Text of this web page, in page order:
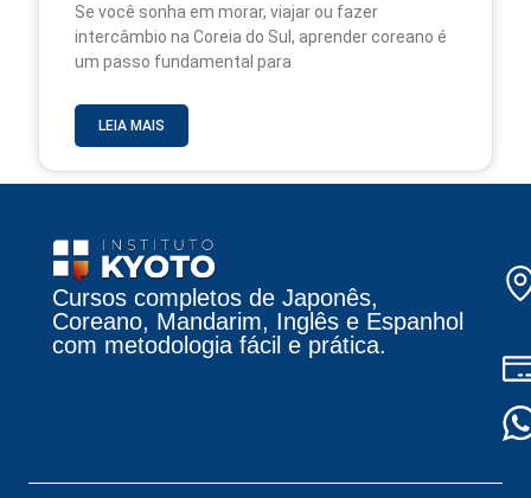
Se você sonha em morar, viajar ou fazer
intercâmbio na Coreia do Sul, aprender coreano é
um passo fundamental para
LEIA MAIS
Cursos completos de Japonês,
Coreano, Mandarim, Inglês e Espanhol
com metodologia fácil e prática.